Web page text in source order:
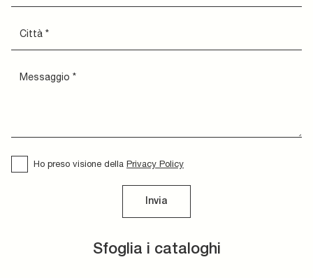
Sfoglia i cataloghi
Ho preso visione della Privacy Policy
Invia